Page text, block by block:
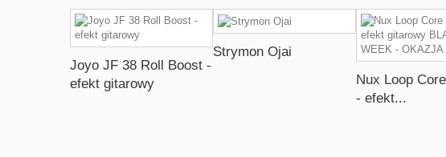
Joyo JF 38 Roll Boost -
efekt gitarowy
Strymon Ojai
Nux Loop
- efekt...